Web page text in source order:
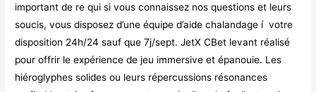
important de re qui si vous connaissez nos questions et leurs
soucis, vous disposez d’une équipe d’aide chalandage í votre
disposition 24h/24 sauf que 7j/sept. JetX CBet levant réalisé
pour offrir le expérience de jeu immersive et épanouie. Les
hiéroglyphes solides ou leurs répercussions résonances